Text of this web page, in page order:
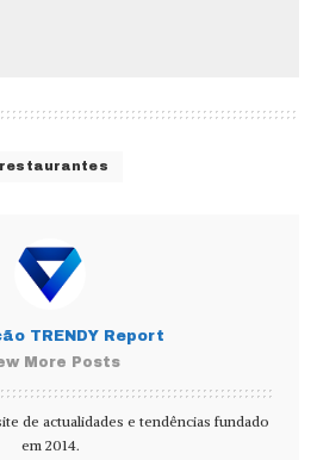
restaurantes
TRENDY Report
More Posts
de actualidades e tendências fundado
em 2014.